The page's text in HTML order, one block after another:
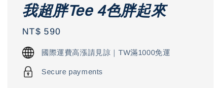
我超胖Tee 4色胖起來
Regular
price
NT$ 590
國際運費高漲請見諒｜TW滿1000免運
Secure payments